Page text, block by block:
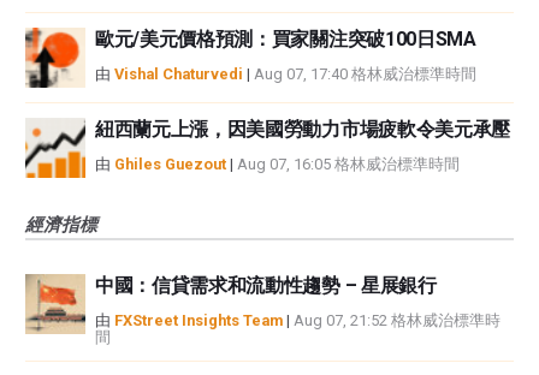
歐元/美元價格預測：買家關注突破100日SMA
由 Vishal Chaturvedi | Aug 07, 17:40 格林威治標準時間
紐西蘭元上漲，因美國勞動力市場疲軟令美元承壓
由 Ghiles Guezout | Aug 07, 16:05 格林威治標準時間
經濟指標
中國：信貸需求和流動性趨勢 – 星展銀行
由 FXStreet Insights Team | Aug 07, 21:52 格林威治標準時
間